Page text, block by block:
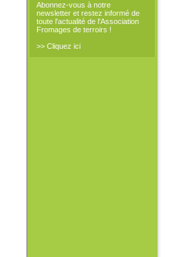
Abonnez-vous à notre
newsletter et restez informé de
toute l'actualité de l'Association
Fromages de terroirs !
>> Cliquez ici